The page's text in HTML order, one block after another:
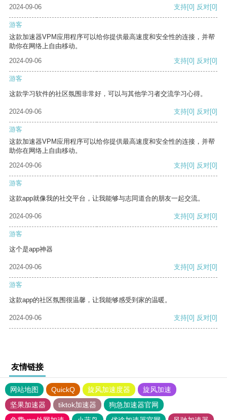
2024-09-06 支持[0] 反对[0]
游客
这款加速器VPM应用程序可以给你提供最高速度和安全性的连接，并帮
助你在网络上自由移动。
2024-09-06
支持[0] 反对[0]
游客
这款学习软件的社区氛围非常好，可以与其他学习者交流学习心得。
2024-09-06 支持[0] 反对[0]
游客
这款加速器VPM应用程序可以给你提供最高速度和安全性的连接，并帮
助你在网络上自由移动。
2024-09-06
支持[0] 反对[0]
游客
这款app就像我的社交平台，让我能够与志同道合的朋友一起交流。
2024-09-06 支持[0] 反对[0]
游客
这个是app神器
2024-09-06 支持[0] 反对[0]
游客
这款app的社区氛围很温馨，让我能够感受到家的温暖。
2024-09-06 支持[0] 反对[0]
友情链接
网站地图 QuickQ 旋风加速度器
旋风加速
坚果加速器
tiktok加速器
狗急加速器官网